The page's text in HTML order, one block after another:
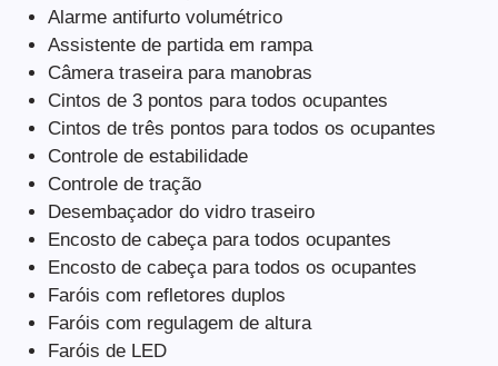
Alarme antifurto volumétrico
Assistente de partida em rampa
Câmera traseira para manobras
Cintos de 3 pontos para todos ocupantes
Cintos de três pontos para todos os ocupantes
Controle de estabilidade
Controle de tração
Desembaçador do vidro traseiro
Encosto de cabeça para todos ocupantes
Encosto de cabeça para todos os ocupantes
Faróis com refletores duplos
Faróis com regulagem de altura
Faróis de LED